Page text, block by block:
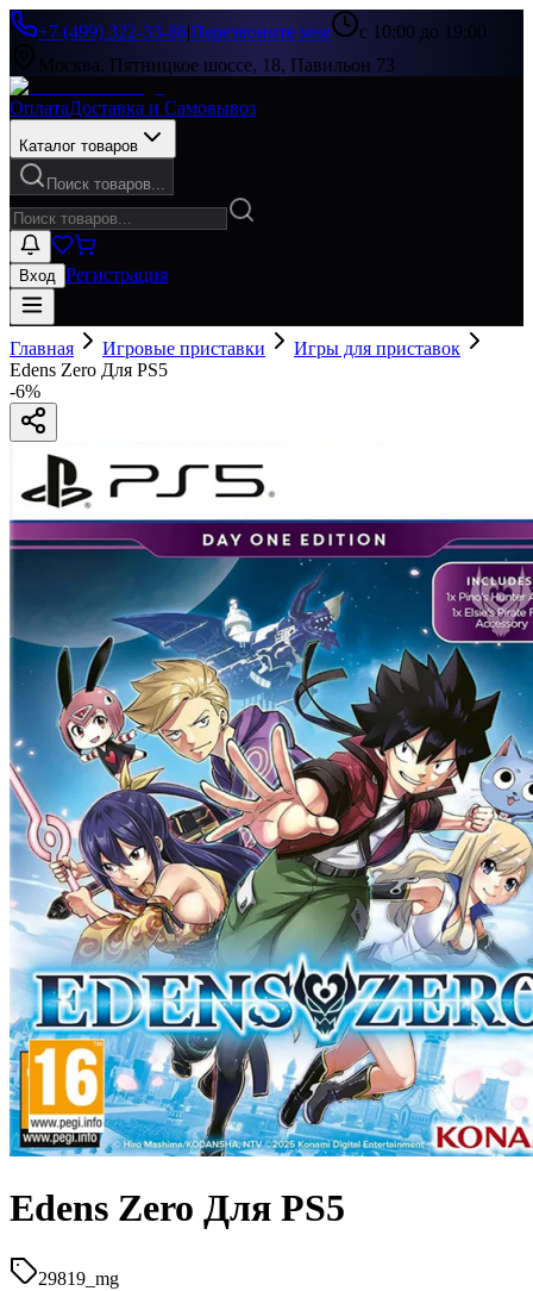
+7 (499) 322-33-86|Перезвоните мне
с 10:00 до 19:00
Москва, Пятницкое шоссе, 18, Павильон 73
ОплатаДоставка и Самовывоз
Каталог товаров
Поиск товаров...
Вход Регистрация
Главная Игровые приставки
Игры для приставок
Edens Zero Для PS5
-6%
Edens Zero Для PS5
29819_mg